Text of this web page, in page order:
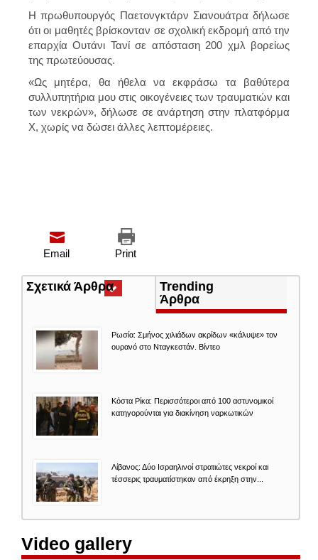
Η πρωθυπουργός Παετονγκτάρν Σιανουάτρα δήλωσε
ότι οι μαθητές βρίσκονταν σε σχολική εκδρομή από την
επαρχία Ουτάνι Τανί σε απόσταση 200 χμλ βορείως
της πρωτεύουσας.
«Ως μητέρα, θα ήθελα να εκφράσω τα βαθύτερα
συλλυπητήρια μου στις οικογένειες των τραυματιών και
των νεκρών», δήλωσε σε ανάρτηση στην πλατφόρμα
Χ, χωρίς να δώσει άλλες λεπτομέρειες.
Print
Email
Σχετικά Άρθρα(ενεργή
καρτέλα)
Trending
Άρθρα
Ρωσία: Σμήνος χιλιάδων ακρίδων «κάλυψε» τον
ουρανό στο Νταγκεστάν. Βίντεο
Κόστα Ρίκα: Περισσότεροι από 100 αστυνομικοί
κατηγορούνται για διακίνηση ναρκωτικών
Λίβανος: Δύο Ισραηλινοί στρατιώτες νεκροί και
τέσσερις τραυματίστηκαν από έκρηξη στην...
Video gallery